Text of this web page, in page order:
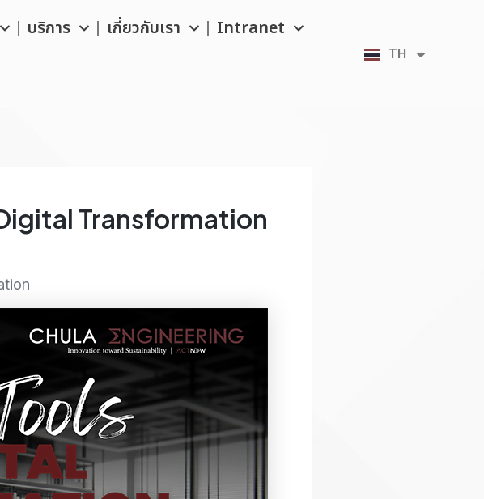
บริการ เกี่ยวกับเรา Intranet
TH
EN
Transformation